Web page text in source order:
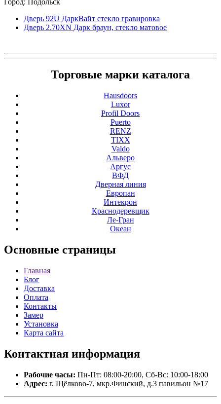
Дверь 92U ДаркВайт стекло гравировка
Дверь 2.70ХN Дарк браун, стекло матовое
Торговые марки каталога
Hausdoors
Luxor
Profil Doors
Puerto
RENZ
TIXX
Valdo
Альверо
Аргус
ВФД
Дверная линия
Европан
Интекрон
Краснодеревщик
Ле-Гран
Океан
Основные страницы
Главная
Блог
Доставка
Оплата
Контакты
Замер
Установка
Карта сайта
Контактная информация
Рабочие часы: Пн-Пт: 08:00-20:00, Сб-Вс: 10:00-18:00
Адрес: г. Щёлково-7, мкр.Финский, д.3 павильон №17